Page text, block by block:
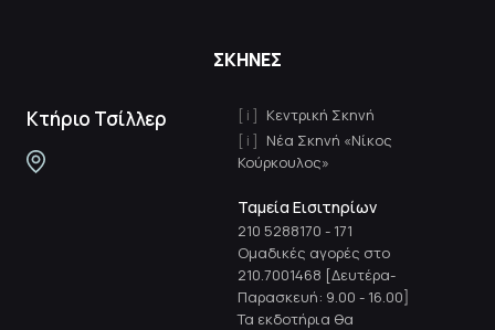
ΣΚΗΝΕΣ
Κτήριο Τσίλλερ
Κεντρική Σκηνή
Νέα Σκηνή «Νίκος
Κούρκουλος»
Ταμεία Εισιτηρίων
210 5288170 - 171
Ομαδικές αγορές στο
210.7001468 [Δευτέρα-
Παρασκευή: 9.00 - 16.00]
Τα εκδοτήρια θα